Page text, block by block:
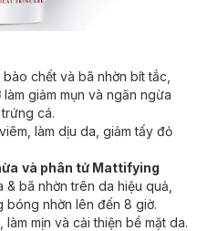
chết và bã nhờn bít tắc,
giảm mụn và ngăn ngừa
cá.
làm dịu da, giảm tấy đỏ
và phân tử Mattifying
bã nhờn trên da hiệu quả,
nhờn lên đến 8 giờ.
mịn và cải thiện bề mặt da.